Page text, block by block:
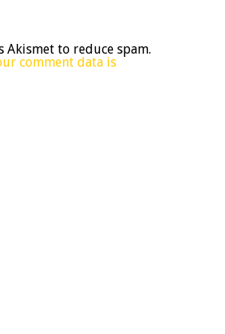
Akismet to reduce spam.
comment data is